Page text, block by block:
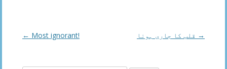
Post
← Most ignorant! →